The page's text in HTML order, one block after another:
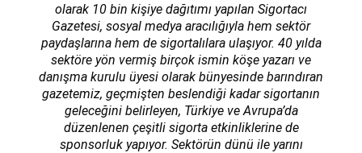
olarak 10 bin kişiye dağıtımı yapılan Sigortacı
Gazetesi, sosyal medya aracılığıyla hem sektör
paydaşlarına hem de sigortalılara ulaşıyor. 40 yılda
sektöre yön vermiş birçok ismin köşe yazarı ve
danışma kurulu üyesi olarak bünyesinde barındıran
gazetemiz, geçmişten beslendiği kadar sigortanın
geleceğini belirleyen, Türkiye ve Avrupa’da
düzenlenen çeşitli sigorta etkinliklerine de
sponsorluk yapıyor. Sektörün dünü ile yarını